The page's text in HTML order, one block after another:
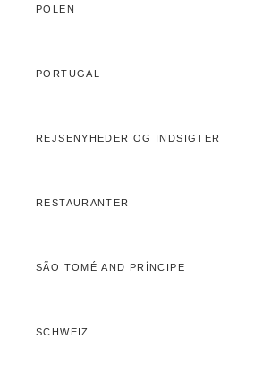
POLEN
PORTUGAL
REJSENYHEDER OG INDSIGTER
RESTAURANTER
SÃO TOMÉ AND PRÍNCIPE
SCHWEIZ